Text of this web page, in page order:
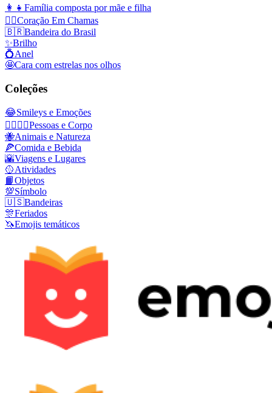
👩‍👧 Família composta por mãe e filha
❤️‍🔥Coração Em Chamas
🇧🇷Bandeira do Brasil
✨Brilho
💍Anel
🤩Cara com estrelas nos olhos
Coleções
😂Smileys e Emoções
👩‍❤️‍💋‍👨Pessoas e Corpo
🐝Animais e Natureza
🍕Comida e Bebida
🌇Viagens e Lugares
🥎Atividades
📙Objetos
💯Símbolo
🇺🇸Bandeiras
🎊Feriados
🦄Emojis temáticos